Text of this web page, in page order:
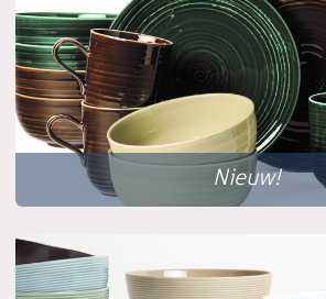
Nieuw!